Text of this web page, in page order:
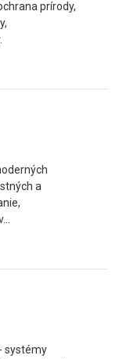
prírody,
a
systémy